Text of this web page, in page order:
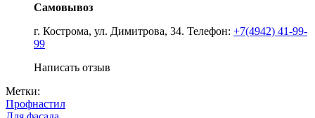
Самовывоз
г. Кострома, ул. Димитрова, 34. Телефон: +7(4942) 41-99-
99
Написать отзыв
Метки:
Профнастил